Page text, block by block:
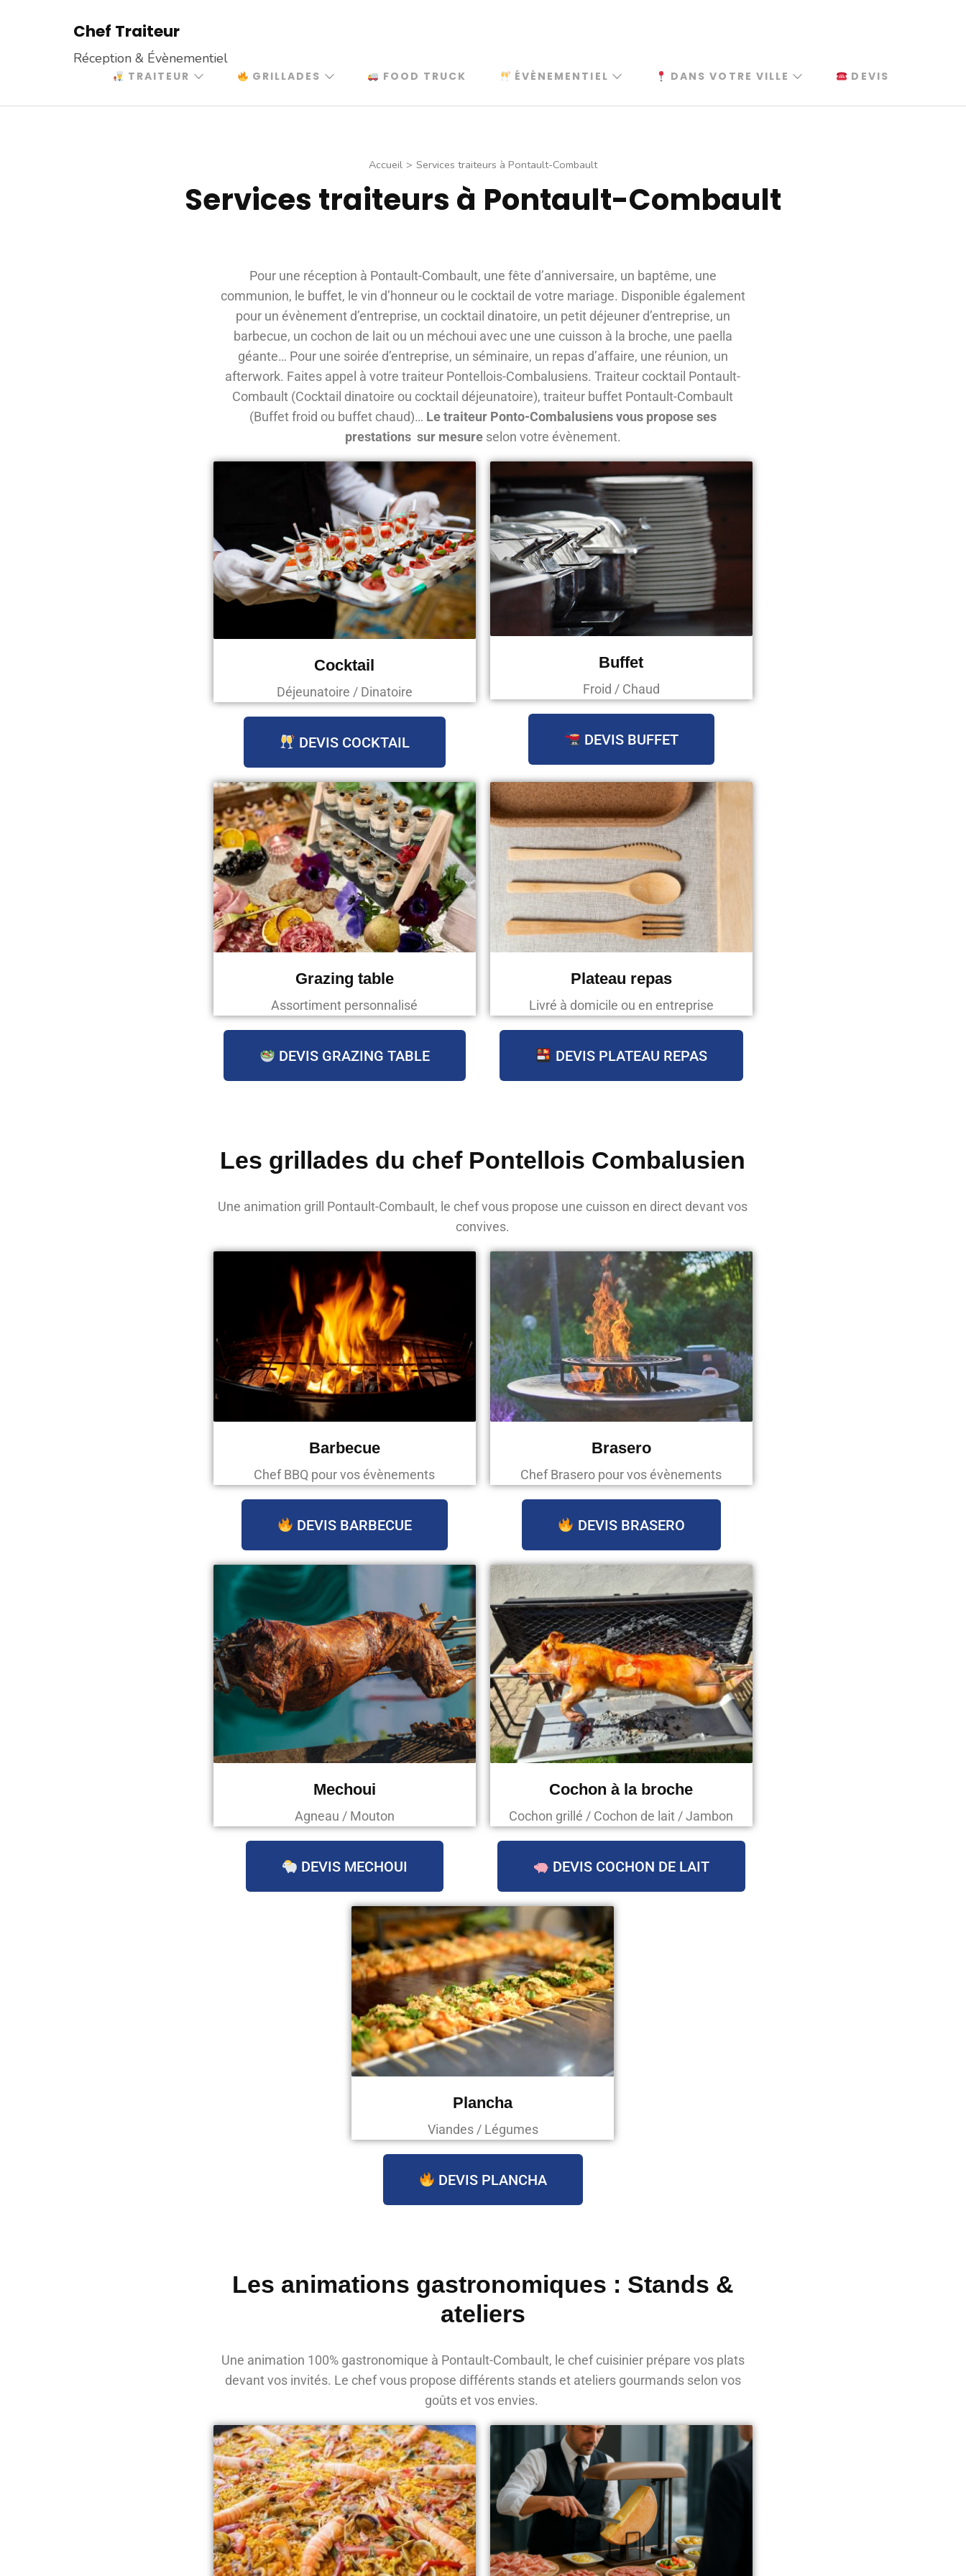
Chef Traiteur
Réception & Évènementiel
TRAITEUR GRILLADES FOOD TRUCK ÉVÈNEMENTIEL DANS VOTRE VILLE DEVIS
Accueil > Services traiteurs à Pontault-Combault
Services traiteurs à Pontault-Combault
Pour une réception à Pontault-Combault, une fête d’anniversaire, un baptême, une
communion, le buffet, le vin d’honneur ou le cocktail de votre mariage. Disponible également
pour un évènement d’entreprise, un cocktail dinatoire, un petit déjeuner d’entreprise, un
barbecue, un cochon de lait ou un méchoui avec une une cuisson à la broche, une paella
géante… Pour une soirée d’entreprise, un séminaire, un repas d’affaire, une réunion, un
afterwork. Faites appel à votre traiteur Pontellois-Combalusiens. Traiteur cocktail Pontault-
Combault (Cocktail dinatoire ou cocktail déjeunatoire), traiteur buffet Pontault-Combault
(Buffet froid ou buffet chaud)… Le traiteur Ponto-Combalusiens vous propose ses
prestations sur mesureselon votre évènement.
Cocktail
Déjeunatoire / Dinatoire
DEVIS COCKTAIL
Buffet
Froid / Chaud
DEVIS BUFFET
Grazing table
Assortiment personnalisé
DEVIS GRAZING TABLE
Plateau repas
Livré à domicile ou en entreprise
DEVIS PLATEAU REPAS
Les grillades du chef Pontellois Combalusien
Une animation grill Pontault-Combault, le chef vous propose une cuisson en direct devant vos
convives.
Barbecue
Chef BBQ pour vos évènements
DEVIS BARBECUE
Brasero
Chef Brasero pour vos évènements
DEVIS BRASERO
Mechoui
Agneau / Mouton
DEVIS MECHOUI
Cochon à la broche
Cochon grillé / Cochon de lait / Jambon
DEVIS COCHON DE LAIT
Plancha
Viandes / Légumes
DEVIS PLANCHA
Les animations gastronomiques : Stands &
ateliers
Une animation 100% gastronomique à Pontault-Combault, le chef cuisinier prépare vos plats
devant vos invités. Le chef vous propose différents stands et ateliers gourmands selon vos
goûts et vos envies.